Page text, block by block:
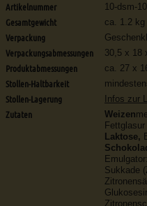
Artikelnummer 10-dsm-
Gesamtgewicht ca. 1.2 kg
Verpackung
Verpackungsabmessungen 30,5 x 18
Produktabmessungen ca. 27 x
Stollen-Haltbarkeit
Stollen-Lagerung Infos zur
Zutaten Weizen
Laktose,
Emulgator:
Sukkade